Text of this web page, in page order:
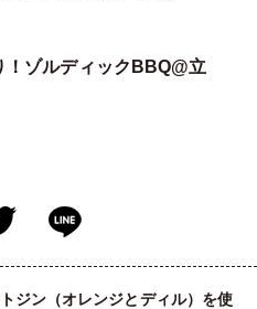
！ゾルディックBBQ@立
ジン（オレンジとディル）を使